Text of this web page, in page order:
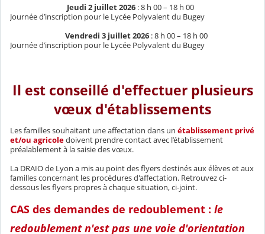
Jeudi 2 juillet2026 : 8 h 00 – 18 h 00
Journée d’inscription pour le Lycée Polyvalent du Bugey
Vendredi 3 juillet 2026 : 8 h 00 – 18 h 00
Journée d’inscription pour le Lycée Polyvalent du Bugey
Il est conseillé d'effectuer plusieurs
vœux d'établissements
Les familles souhaitant une affectation dans un établissement privé
et/ou agricoledoivent prendre contact avec l’établissement
préalablement à la saisie des vœux.
La DRAIO de Lyon a mis au point des flyers destinés aux élèves et aux
familles concernant les procédures d'affectation. Retrouvez ci-
dessous les flyers propres à chaque situation, ci-joint.
CAS des demandes de redoublement : le
redoublement n'est pas une voie d'orientation